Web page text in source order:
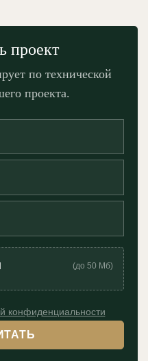
проект
по технической
проекта.
(до 50 Мб)
конфиденциальности